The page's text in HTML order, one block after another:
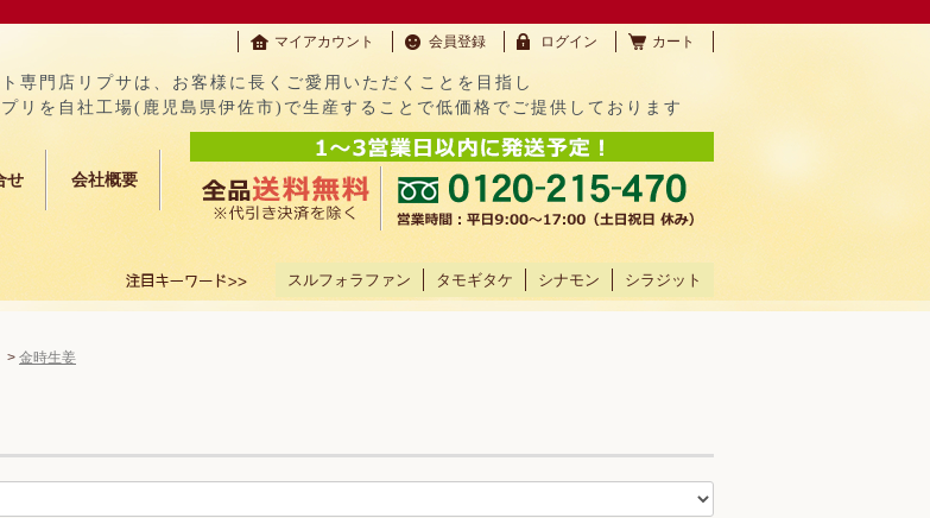
マイアカウント 会員登録 ログイン カート
専門店リプサは、お客様に長くご愛用いただくことを目指し
リを自社工場(鹿児島県伊佐市)で生産することで低価格でご提供しております
せ 会社概要
スルフォラファン タモギタケ シナモン シラジット
> 金時生姜